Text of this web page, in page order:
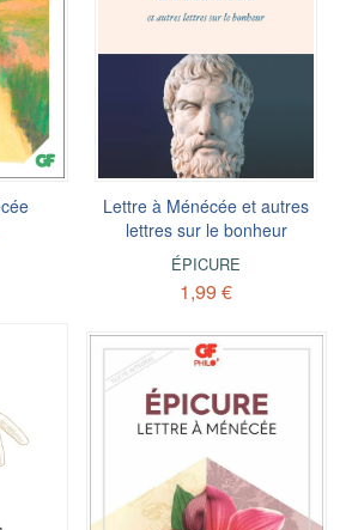
Lettre à Ménécée et autres
lettres sur le bonheur
ÉPICURE
1,99 €